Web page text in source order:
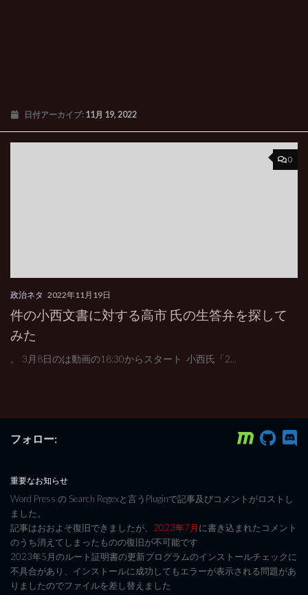
日付アーカイブ: 11月 19, 2022
0
政治ネタ 2022年11月19日
件の小西文書に対する高市 氏の生答弁を探して
みた
。 3月8日のは動画の18:30からスタート 小西氏「2...
フォロー:
重要なお知らせ
Word Press の Search Regexと言うPluginで記事及びコメントがロストし
ました。
記事はおおよそ復旧できましたが、 2023年7月に書き込まれたコメント
のうち消えてしまったものの復旧が不可能です
2023年5月のルート証明書の更新プログラムのインストールチェックに
不具合があり、インストールに成功してもエラーが表示される問題があ
りましたのでファイルを差し替えました